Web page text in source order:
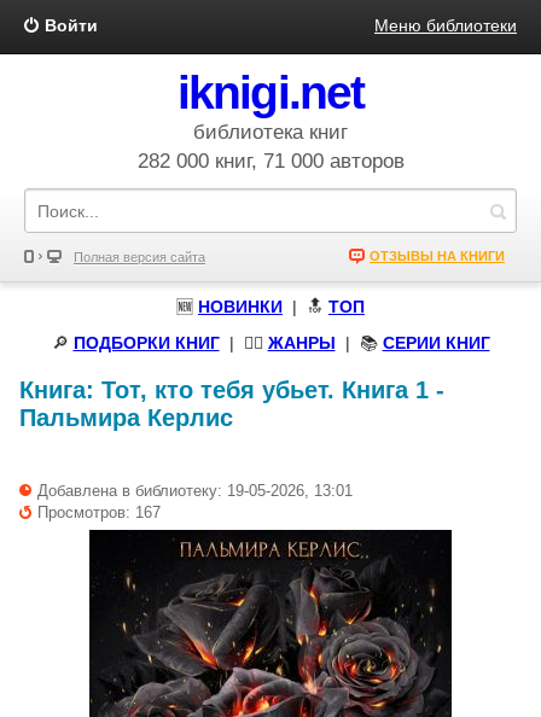
Войти Меню библиотеки
iknigi.net
библиотека книг
282 000 книг, 71 000 авторов
Полная версия сайта ОТЗЫВЫ НА КНИГИ
🆕 НОВИНКИ | 🔝 ТОП
🔎 ПОДБОРКИ КНИГ| 🧝‍♀️ ЖАНРЫ | 📚 СЕРИИ КНИГ
Книга: Тот, кто тебя убьет. Книга 1 -
Пальмира Керлис
Добавлена в библиотеку: 19-05-2026, 13:01
Просмотров: 167